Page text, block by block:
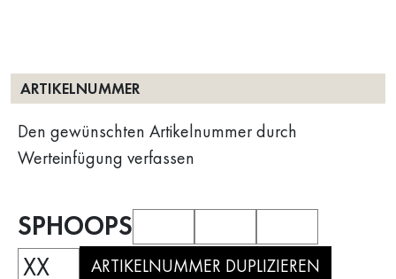
ARTIKELNUMMER
Den gewünschten Artikelnummer durch
Werteinfügung verfassen
SPHOOPS
XX
ARTIKELNUMMER DUPLIZIEREN